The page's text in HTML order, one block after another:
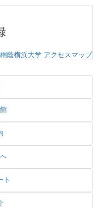
桐蔭横浜大学 アクセスマップ
ト